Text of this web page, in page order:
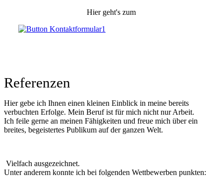
Hier geht's zum
Referenzen
Hier gebe ich Ihnen einen kleinen Einblick in meine bereits
verbuchten Erfolge. Mein Beruf ist für mich nicht nur Arbeit.
Ich feile gerne an meinen Fähigkeiten und freue mich über ein
breites, begeistertes Publikum auf der ganzen Welt.
Vielfach ausgezeichnet.
Unter anderem konnte ich bei folgenden Wettbewerben punkten: